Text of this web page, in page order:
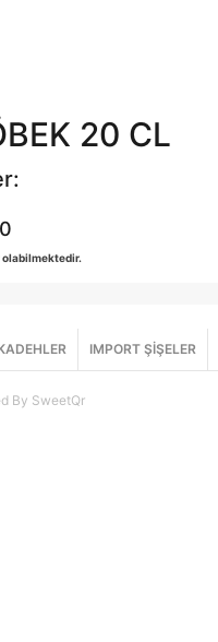
20 CL
olabilmektedir.
IMPORT ŞİŞELER
By SweetQr